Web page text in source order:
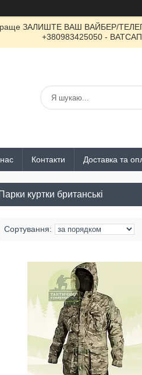
ЗАЛИШТЕ ВАШ ВАЙБЕР/
+380983425050 - ВАТСАП
Контакти Доставка та
Парки куртки британські